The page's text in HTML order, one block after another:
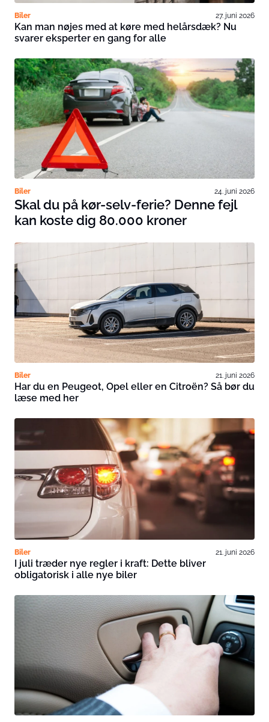
Biler 27. juni 2026
Kan man nøjes med at køre med helårsdæk? Nu
svarer eksperter en gang for alle
Biler 24. juni 2026
Skal du på kør-selv-ferie? Denne fejl
kan koste dig 80.000 kroner
Biler 21. juni 2026
Har du en Peugeot, Opel eller en Citroën? Så bør du
læse med her
Biler 21. juni 2026
I juli træder nye regler i kraft: Dette bliver
obligatorisk i alle nye biler